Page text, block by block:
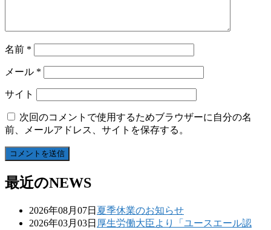
名前 *
メール *
サイト
次回のコメントで使用するためブラウザーに自分の名
前、メールアドレス、サイトを保存する。
最近のNEWS
2026年08月07日 夏季休業のお知らせ
2026年03月03日 厚生労働大臣より「ユースエール認